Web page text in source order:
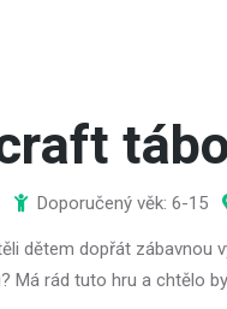
Doporučený věk: 6-15
dětem dopřát zábavnou
Má rád tuto hru a chtělo